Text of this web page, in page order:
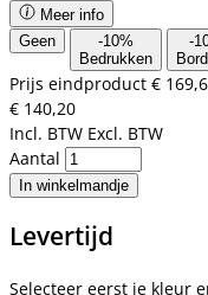
Meer info
Geen
-10%
Bedrukken
-
Prijs eindproduct €
€ 140,20
Incl. BTW Excl. BTW
Aantal
In winkelmandje
Levertijd
Selecteer eerst je kleur